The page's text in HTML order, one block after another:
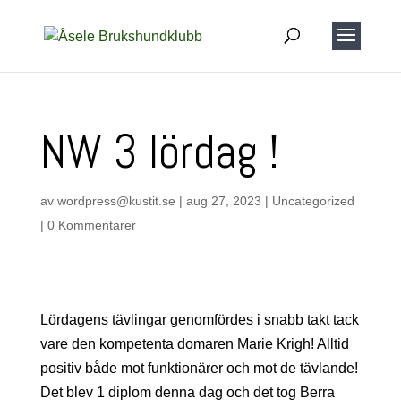
NW 3 lördag !
av wordpress@kustit.se | aug 27, 2023 | Uncategorized
| 0 Kommentarer
Lördagens tävlingar genomfördes i snabb takt tack
vare den kompetenta domaren Marie Krigh! Alltid
positiv både mot funktionärer och mot de tävlande!
Det blev 1 diplom denna dag och det tog Berra